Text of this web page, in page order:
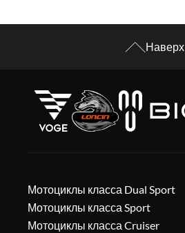
Наверх
Мотоциклы класса Dual Sport
Мотоциклы класса Sport
Мотоциклы класса Cruiser